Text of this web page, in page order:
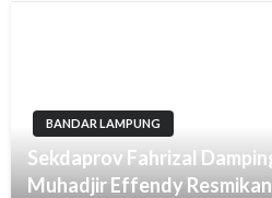
BANDAR LAMPUNG
Sekdaprov Fahrizal
Muhadjir Effendy